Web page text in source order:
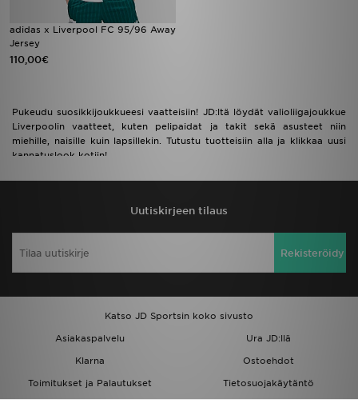
adidas x Liverpool FC 95/96 Away
Jersey
110,00€
Pukeudu suosikkijoukkueesi vaatteisiin! JD:ltä löydät valioliigajoukkue
Liverpoolin vaatteet, kuten pelipaidat ja takit sekä asusteet niin
miehille, naisille kuin lapsillekin. Tutustu tuotteisiin alla ja klikkaa uusi
kannatuslook kotiin!
Uutiskirjeen tilaus
Rekisteröidy
Katso JD Sportsin koko sivusto
Asiakaspalvelu
Ura JD:llä
Klarna
Ostoehdot
Toimitukset ja Palautukset
Tietosuojakäytäntö